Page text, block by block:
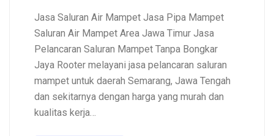
Jasa Saluran Air Mampet Jasa Pipa Mampet
Saluran Air Mampet Area Jawa Timur Jasa
Pelancaran Saluran Mampet Tanpa Bongkar
Jaya Rooter melayani jasa pelancaran saluran
mampet untuk daerah Semarang, Jawa Tengah
dan sekitarnya dengan harga yang murah dan
kualitas kerja…